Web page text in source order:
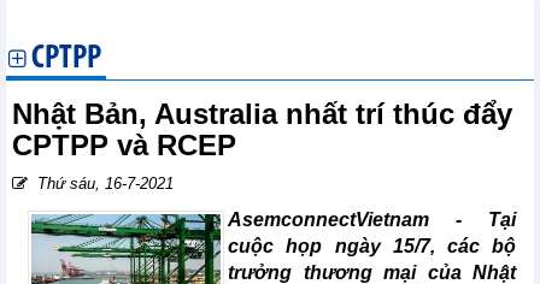
CPTPP
Nhật Bản, Australia nhất trí thúc đẩy
CPTPP và RCEP
Thứ sáu, 16-7-2021
AsemconnectVietnam - Tại
cuộc họp ngày 15/7, các bộ
trưởng thương mại của Nhật